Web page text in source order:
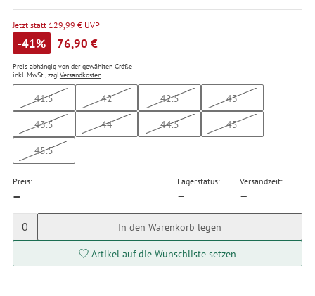
Jetzt statt 129,99 € UVP
-41% 76,90 €
Preis abhängig von der gewählten Größe
inkl. MwSt., zzgl.Versandkosten
41.5 42 42.5
43
43.5
44 44.5
45
45.5
Preis:
—
Lagerstatus:
—
Versandzeit:
—
0 In den Warenkorb legen
Artikel auf die Wunschliste setzen
—